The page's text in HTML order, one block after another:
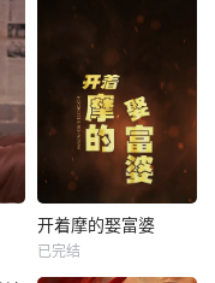
开着摩的娶富婆
已完结